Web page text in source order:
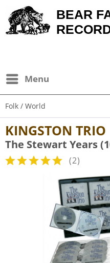
BEAR
Menu
Folk / World
KINGSTON TRIO
The Stewart Years
(2)